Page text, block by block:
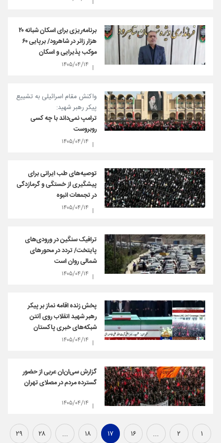
برنامه‌ریزی برای اسکان شبانه ۲۰
هزار زائر در شاهرود/ برپایی ۶۰
موکب پذیرایی و اسکان
۱۴۰۵/۰۴/۱۴
واکنش مقام اسرائیلی به تشییع
پیکر رهبر شهید:
ترامپ نمی‌داند با چه کسی
روبروست
۱۴۰۵/۰۴/۱۴
توصیه‌های طب ایرانی برای
پیشگیری از خستگی و گرمازدگی
در تجمعات انبوه
۱۴۰۵/۰۴/۱۴
ترافیک سنگین در ورودی‌های
پایتخت/ تردد در محورهای
شمالی روان است
۱۴۰۵/۰۴/۱۴
پخش زنده اقامه نماز بر پیکر
رهبر شهید انقلاب روی آنتن
شبکه‌های خبری پاکستان
۱۴۰۵/۰۴/۱۴
گزارش سی‌ان‌ان عربی از حضور
گسترده مردم در مصلای تهران
۱۴۰۵/۰۴/۱۴
۱ ۲ ... ۱۶ ۱۷ ۱۸ ... ۲۸ ۲۹